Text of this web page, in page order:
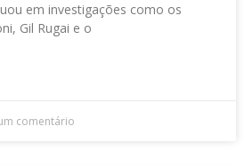
em investigações como os
Gil Rugai e o
comentário